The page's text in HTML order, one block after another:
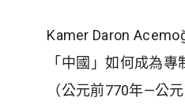
Kamer Daron
「中國」如何成為
（公元前770年—公